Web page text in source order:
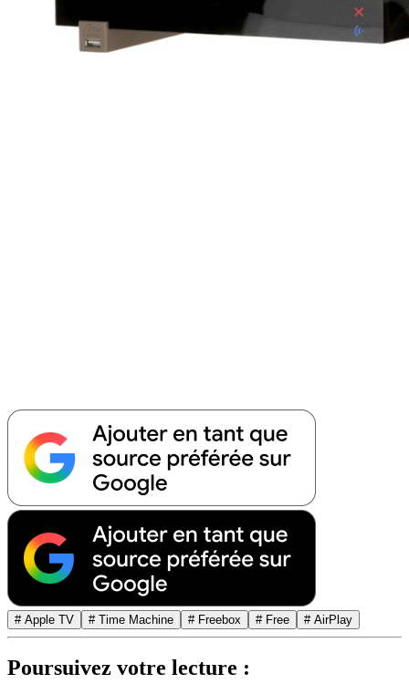
# Apple TV # Time Machine # Freebox # Free # AirPlay
Poursuivez votre lecture :